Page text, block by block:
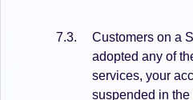
Customers on a
adopted any of
services, your
suspended in